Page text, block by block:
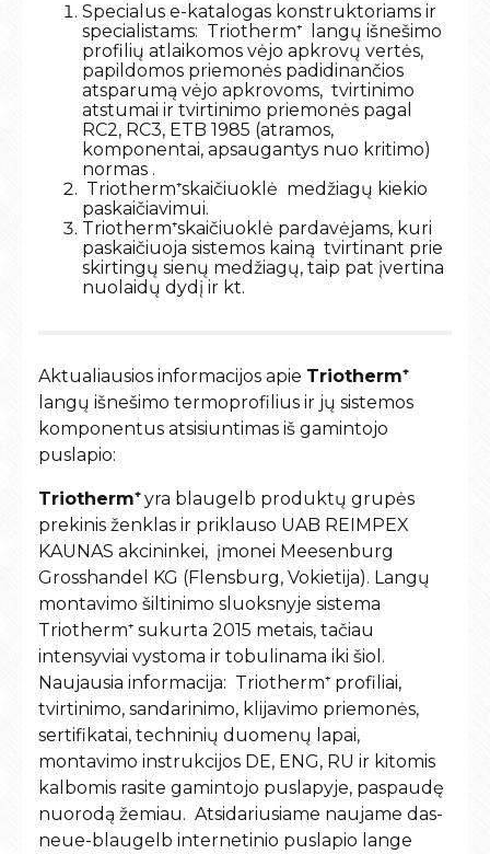
Specialus e-katalogas konstruktoriams ir
specialistams: Triotherm⁺ langų išnešimo
profilių atlaikomos vėjo apkrovų vertės,
papildomos priemonės padidinančios
atsparumą vėjo apkrovoms, tvirtinimo
atstumai ir tvirtinimo priemonės pagal
RC2, RC3, ETB 1985 (atramos,
komponentai, apsaugantys nuo kritimo)
normas .
Triotherm⁺skaičiuoklė medžiagų kiekio
paskaičiavimui.
Triotherm⁺skaičiuoklė pardavėjams, kuri
paskaičiuoja sistemos kainą tvirtinant prie
skirtingų sienų medžiagų, taip pat įvertina
nuolaidų dydį ir kt.
Aktualiausios informacijos apie Triotherm⁺
langų išnešimo termoprofilius ir jų sistemos
komponentus atsisiuntimas iš gamintojo
puslapio:
Triotherm⁺yra blaugelb produktų grupės
prekinis ženklas ir priklauso UAB REIMPEX
KAUNAS akcininkei, įmonei Meesenburg
Grosshandel KG (Flensburg, Vokietija). Langų
montavimo šiltinimo sluoksnyje sistema
Triotherm⁺ sukurta 2015 metais, tačiau
intensyviai vystoma ir tobulinama iki šiol.
Naujausia informacija: Triotherm⁺ profiliai,
tvirtinimo, sandarinimo, klijavimo priemonės,
sertifikatai, techninių duomenų lapai,
montavimo instrukcijos DE, ENG, RU ir kitomis
kalbomis rasite gamintojo puslapyje, paspaudę
nuorodą žemiau. Atsidariusiame naujame das-
neue-blaugelb internetinio puslapio lange